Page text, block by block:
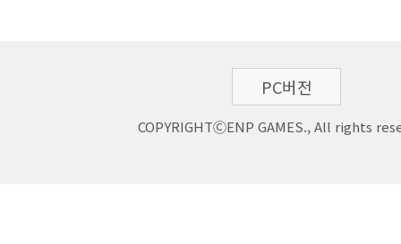
PC버전
COPYRIGHTⒸENP GAMES., All rights